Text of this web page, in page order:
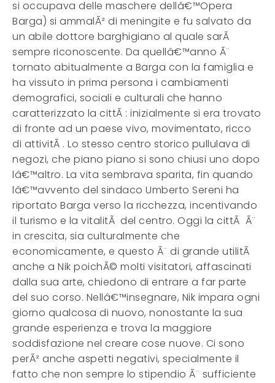
si occupava delle maschere dellâ€™Opera
Barga) si ammalÃ² di meningite e fu salvato da
un abile dottore barghigiano al quale sarÃ
sempre riconoscente. Da quellâ€™anno Ã¨
tornato abitualmente a Barga con la famiglia e
ha vissuto in prima persona i cambiamenti
demografici, sociali e culturali che hanno
caratterizzato la cittÃ : inizialmente si era trovato
di fronte ad un paese vivo, movimentato, ricco
di attivitÃ . Lo stesso centro storico pullulava di
negozi, che piano piano si sono chiusi uno dopo
lâ€™altro. La vita sembrava sparita, fin quando
lâ€™avvento del sindaco Umberto Sereni ha
riportato Barga verso la ricchezza, incentivando
il turismo e la vitalitÃ del centro. Oggi la cittÃ Ã¨
in crescita, sia culturalmente che
economicamente, e questo Ã¨ di grande utilitÃ
anche a Nik poichÃ© molti visitatori, affascinati
dalla sua arte, chiedono di entrare a far parte
del suo corso. Nellâ€™insegnare, Nik impara ogni
giorno qualcosa di nuovo, nonostante la sua
grande esperienza e trova la maggiore
soddisfazione nel creare cose nuove. Ci sono
perÃ² anche aspetti negativi, specialmente il
fatto che non sempre lo stipendio Ã¨ sufficiente